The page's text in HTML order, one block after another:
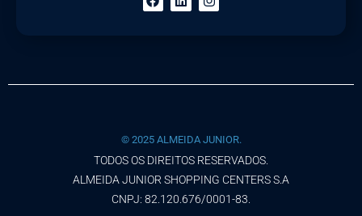
© 2025 ALMEIDA JUNIOR.
TODOS OS DIREITOS RESERVADOS.
ALMEIDA JUNIOR SHOPPING CENTERS S.A
CNPJ: 82.120.676/0001-83.